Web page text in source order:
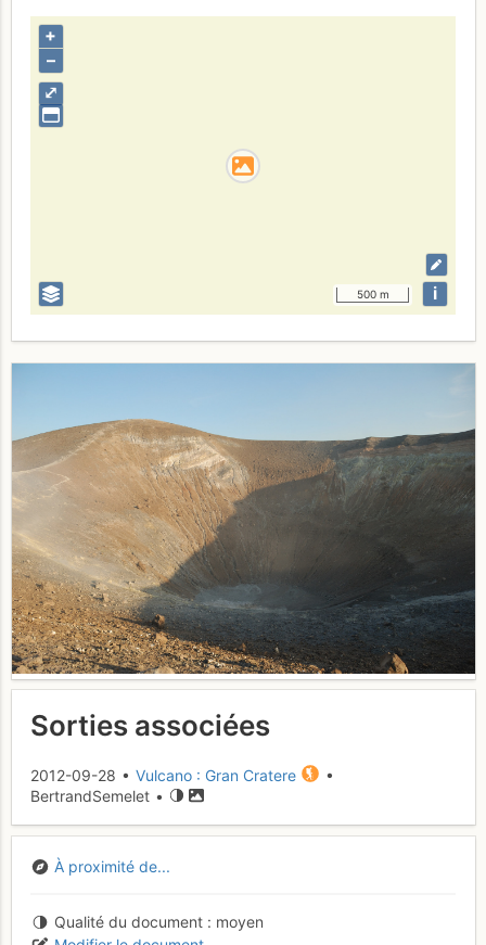
⤢
+
–
500 m i
Sorties associées
2012-09-28 • Vulcano : Gran Cratere
•
BertrandSemelet •
À proximité de...
Qualité du document
moyen